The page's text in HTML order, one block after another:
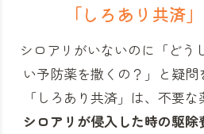
「しろあり共済」
シロアリがいないのに「どう
い予防薬を撒くの？」と 疑問
「しろあり共済」 は、不要な
シロアリが侵入した時の駆